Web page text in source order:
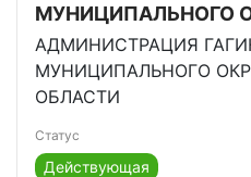
МУНИЦИПАЛЬНОГО
АДМИНИСТРАЦИЯ
МУНИЦИПАЛЬНОГО
ОБЛАСТИ
Статус
Действующая